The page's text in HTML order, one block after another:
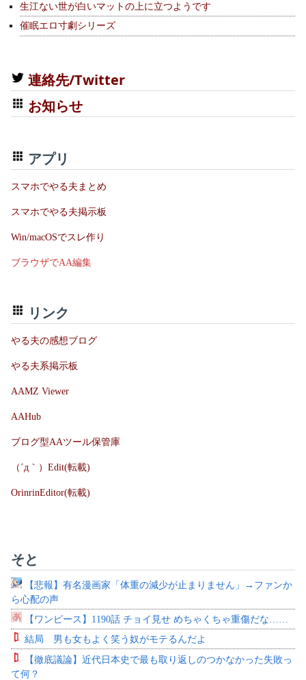
生江ない世が白いマットの上に立つようです
催眠エロ寸劇シリーズ
連絡先/Twitter
お知らせ
アプリ
スマホでやる夫まとめ
スマホでやる夫掲示板
Win/macOSでスレ作り
ブラウザでAA編集
リンク
やる夫の感想ブログ
やる夫系掲示板
AAMZ Viewer
AAHub
ブログ型AAツール保管庫
（´д｀）Edit(転載)
OrinrinEditor(転載)
そと
【悲報】有名漫画家「体重の減少が止まりません」→ファンか
ら心配の声
【ワンピース】1190話 チョイ見せ めちゃくちゃ重傷だな……
結局 男も女もよく笑う奴がモテるんだよ
【徹底議論】近代日本史で最も取り返しのつかなかった失敗っ
て何？